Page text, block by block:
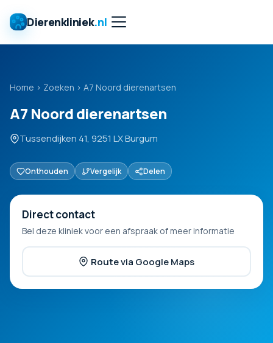
Dierenkliniek.nl
Home › Zoeken › A7 Noord dierenartsen
A7 Noord dierenartsen
Tussendijken 41, 9251 LX Burgum
Onthouden Vergelijk Delen
Direct contact
Bel deze kliniek voor een afspraak of meer informatie
Route via Google Maps